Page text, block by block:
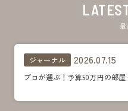
最
ジャーナル 2026.07.15
プロが選ぶ！予算50万円の部屋